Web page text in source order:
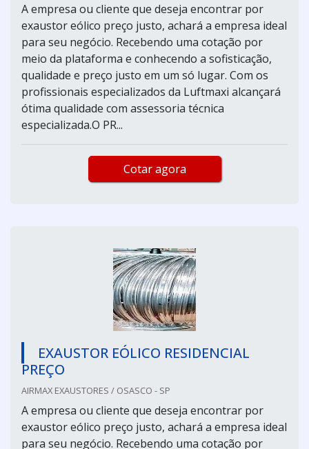
A empresa ou cliente que deseja encontrar por
exaustor eólico preço justo, achará a empresa ideal
para seu negócio. Recebendo uma cotação por
meio da plataforma e conhecendo a sofisticação,
qualidade e preço justo em um só lugar. Com os
profissionais especializados da Luftmaxi alcançará
ótima qualidade com assessoria técnica
especializada.O PR...
Cotar agora
EXAUSTOR EÓLICO RESIDENCIAL
PREÇO
AIRMAX EXAUSTORES / OSASCO - SP
A empresa ou cliente que deseja encontrar por
exaustor eólico preço justo, achará a empresa ideal
para seu negócio. Recebendo uma cotação por